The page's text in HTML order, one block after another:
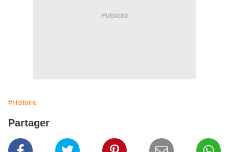
Publicité
#Histoire
Partager